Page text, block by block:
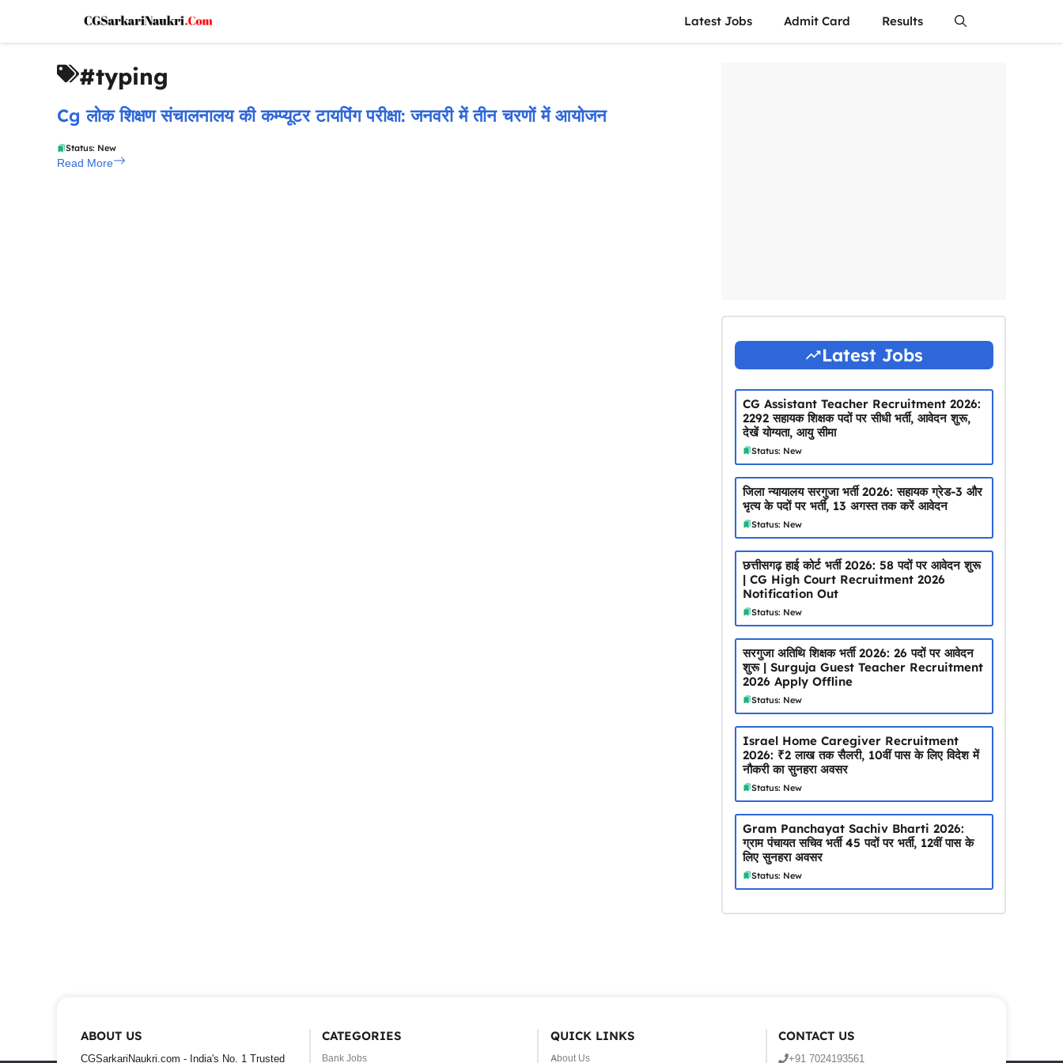
content
Latest Jobs Admit Card Results
#typing
Cg लोक शिक्षण संचालनालय की कम्प्यूटर टायपिंग परीक्षा: जनवरी में तीन चरणों में आयोजन
Status: New
Read More
Latest Jobs
CG Assistant Teacher Recruitment 2026:
2292 सहायक शिक्षक पदों पर सीधी भर्ती, आवेदन शुरू,
देखें योग्यता, आयु सीमा
Status: New
जिला न्यायालय सरगुजा भर्ती 2026: सहायक ग्रेड-3 और
भृत्य के पदों पर भर्ती, 13 अगस्त तक करें आवेदन
Status: New
छत्तीसगढ़ हाई कोर्ट भर्ती 2026: 58 पदों पर आवेदन शुरू
| CG High Court Recruitment 2026
Notification Out
Status: New
सरगुजा अतिथि शिक्षक भर्ती 2026: 26 पदों पर आवेदन
शुरू | Surguja Guest Teacher Recruitment
2026 Apply Offline
Status: New
Israel Home Caregiver Recruitment
2026: ₹2 लाख तक सैलरी, 10वीं पास के लिए विदेश में
नौकरी का सुनहरा अवसर
Status: New
Gram Panchayat Sachiv Bharti 2026:
ग्राम पंचायत सचिव भर्ती 45 पदों पर भर्ती, 12वीं पास के
लिए सुनहरा अवसर
Status: New
ABOUT US
CGSarkariNaukri.com - India's No. 1 Trusted
CATEGORIES
Bank Jobs
QUICK LINKS
About Us
CONTACT US
+91 7024193561